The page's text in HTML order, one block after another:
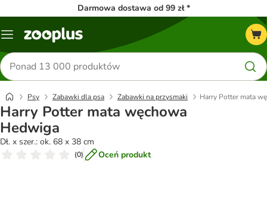
Darmowa dostawa od 99 zł *
Menu
Szukaj
produktów
Psy Zabawki dla psa Zabawki na przysmaki Harry Potter mata
Harry Potter mata węchowa
Hedwiga
Dł. x szer.: ok. 68 x 38 cm
(0) Oceń produkt